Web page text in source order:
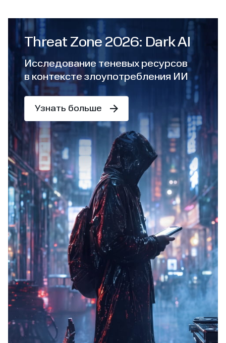
Threat Zone 2026: Dark AI
Исследование теневых ресурсов
в контексте злоупотребления ИИ
Узнать больше